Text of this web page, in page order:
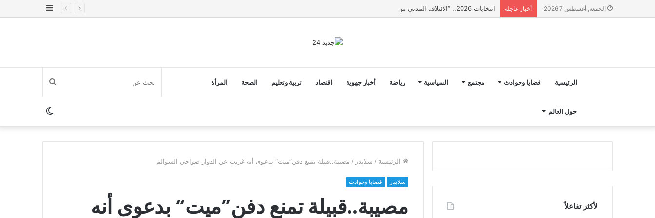
الجمعة, أغسطس 7 2026 أخبار عاجلة انتخابات 2026.. “الائتلاف المدني من أجل الجبل” يرفع عشرة مطالب أمام الأحزاب لإنصاف المناطق الجبلية
إضافة
الرئيسية قضايا وحوادث مجتمع السياسية رياضة أخبار جهوية اقتصاد تربية وتعليم الصحة المرأة
حول العالم
بحث
عنالوضع
المظلم
الرئيسية / سلايدر / مصيبة..قبيلة تمنع دفن”ميت“ بدعوى أنه غريب عن الدوار ضواحي السوالم
سلايدر قضايا وحوادث
مصيبة..قبيلة تمنع دفن”ميت“ بدعوى أنه
لأكثر تفاعلاً